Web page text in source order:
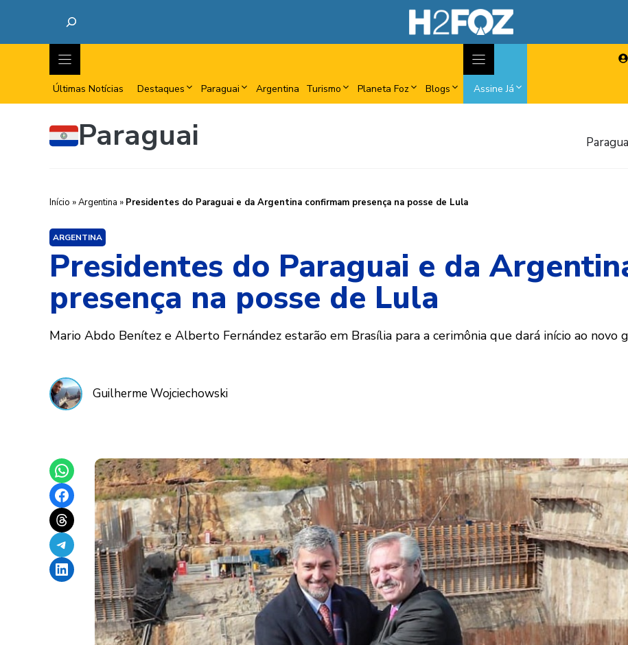
Últimas Notícias Destaques Paraguai Argentina Turismo Planeta Foz Blogs Assine Já
Paraguai
Início »Argentina » Presidentes do Paraguai e da Argentina confirmam presença na posse de Lula
ARGENTINA
Presidentes do Paraguai e da
presença na posse de Lula
Mario Abdo Benítez e Alberto Fernández estarão em Brasília para a cerimônia que dará início ao novo
Guilherme Wojciechowski
Share on WhatsApp
Share on Facebook
Share on Threads
Share on Telegram
Share on LinkedIn